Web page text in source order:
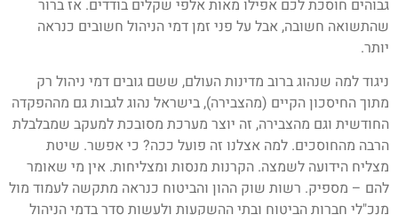
גבוהים חוסכת לכם אפילו מאות אלפי שקלים בודדים. אז ברור
שהתשואה חשובה, אבל על פני זמן דמי הניהול חשובים כנראה
יותר.
ניגוד למה שנהוג ברוב מדינות העולם, ששם גובים דמי ניהול רק
מתוך החיסכון הקיים (מהצבירה), בישראל נהוג לגבות גם מההפקדה
החודשית וגם מהצבירה, זה יוצר מערכת מסובכת למעקב שמבלבלת
הרבה מהחוסכים. למה אצלנו זה פועל ככה? כי אפשר. שיטת
מצליח הידועה לשמצה. הקרנות מנסות ומצליחות. אין מי שאומר
להם – מספיק. רשות שוק ההון והביטוח כנראה מתקשה לעמוד מול
מנכ"לי חברות הביטוח ובתי ההשקעות ולעשות סדר בדמי הניהול